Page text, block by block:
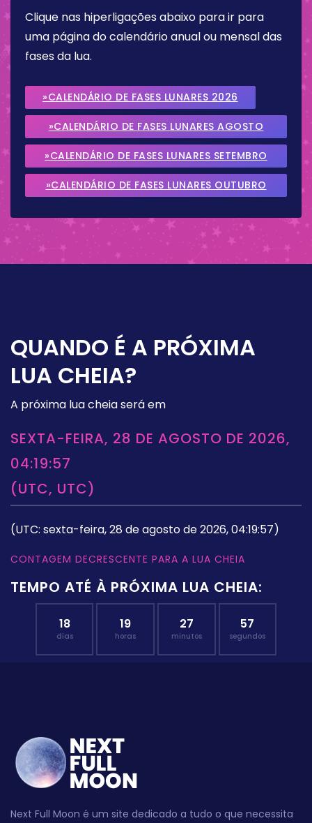
Clique nas hiperligações abaixo para ir para
uma página do calendário anual ou mensal das
fases da lua.
»CALENDÁRIO DE FASES LUNARES 2026
»CALENDÁRIO DE FASES LUNARES AGOSTO
2026
»CALENDÁRIO DE FASES LUNARES SETEMBRO
2026
»CALENDÁRIO DE FASES LUNARES OUTUBRO
QUANDO É A PRÓXIMA
LUA CHEIA?
A próxima lua cheia será em
SEXTA-FEIRA, 28 DE AGOSTO DE 2026,
04:19:57
(UTC, UTC)
(UTC: sexta-feira, 28 de agosto de 2026, 04:19:57)
CONTAGEM DECRESCENTE PARA A LUA CHEIA
TEMPO ATÉ À PRÓXIMA LUA CHEIA:
18
dias
19
horas
27
minutos
56
segundos
Next Full Moon é um site dedicado a tudo o que necessita